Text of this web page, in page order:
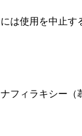
は使用を中止す
ィラキシー（